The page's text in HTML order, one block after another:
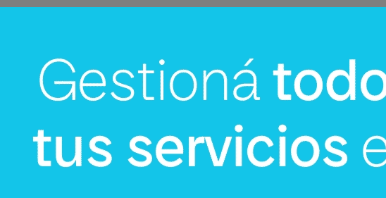
de
artículo: